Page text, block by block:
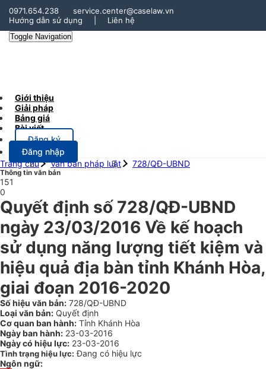
0971.654.238
service.center@caselaw.vn
Hướng dẫn sử dụng
Liên hệ
Toggle Navigation
Giới thiệu
Giải pháp
Bảng giá
Bài viết
Đăng ký
Đăng nhập
Trang chủ
Văn bản pháp luật 728/QĐ-UBND
Thông tin văn bản
151
0
Quyết định số 728/QĐ-UBND
ngày 23/03/2016 Về kế hoạch
sử dụng năng lượng tiết kiệm và
hiệu quả địa bàn tỉnh Khánh Hòa,
giai đoạn 2016-2020
Số hiệu văn bản: 728/QĐ-UBND
Loại văn bản: Quyết định
Cơ quan ban hành: Tỉnh Khánh Hòa
Ngày ban hành: 23-03-2016
Ngày có hiệu lực: 23-03-2016
Tình trạng hiệu lực: Đang có hiệu lực
Ngôn ngữ: